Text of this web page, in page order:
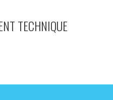
TECHNIQUE